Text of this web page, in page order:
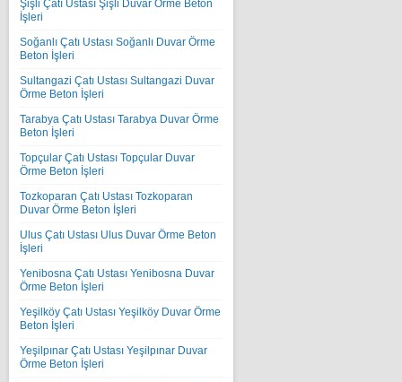
Şişli Çatı Ustası Şişli Duvar Örme Beton
İşleri
Soğanlı Çatı Ustası Soğanlı Duvar Örme
Beton İşleri
Sultangazi Çatı Ustası Sultangazi Duvar
Örme Beton İşleri
Tarabya Çatı Ustası Tarabya Duvar Örme
Beton İşleri
Topçular Çatı Ustası Topçular Duvar
Örme Beton İşleri
Tozkoparan Çatı Ustası Tozkoparan
Duvar Örme Beton İşleri
Ulus Çatı Ustası Ulus Duvar Örme Beton
İşleri
Yenibosna Çatı Ustası Yenibosna Duvar
Örme Beton İşleri
Yeşilköy Çatı Ustası Yeşilköy Duvar Örme
Beton İşleri
Yeşilpınar Çatı Ustası Yeşilpınar Duvar
Örme Beton İşleri